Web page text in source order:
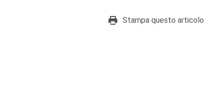
Stampa questo articolo